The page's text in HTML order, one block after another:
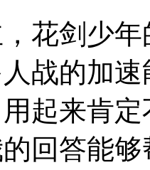
花剑少
战的加
起来肯
回答能